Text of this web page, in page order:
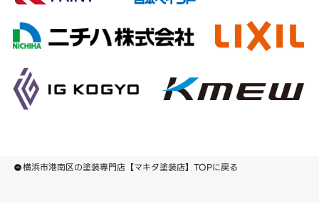
横浜市港南区の塗装専門店【マキタ塗装店】TOPに戻る